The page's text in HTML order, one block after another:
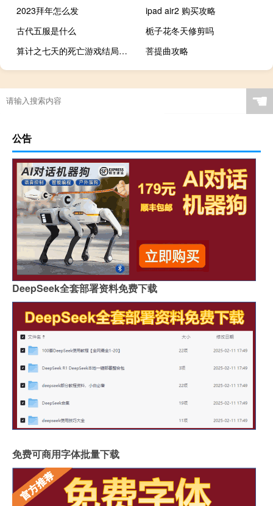
2023拜年怎么发
ipad air2 购买攻略
古代五服是什么
栀子花冬天修剪吗
算计之七天的死亡游戏结局（算计之七天的死亡游戏）
菩提曲攻略
☚
公告
DeepSeek全套部署资料免费下载
免费可商用字体批量下载